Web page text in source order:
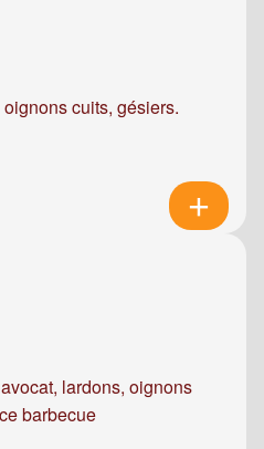
cuits, gésiers.
lardons, oignons
barbecue